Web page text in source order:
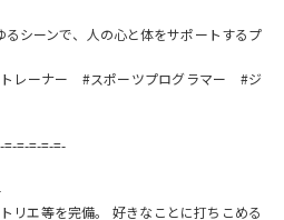
シーンで、人の心と体をサポートするプ
レーナー #スポーツプログラマー #ジ
=-=-=-=-
リエ等を完備。 好きなことに打ちこめる